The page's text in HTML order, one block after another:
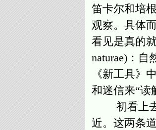
笛卡尔和培
观察。具体
看见是真的
naturae)：
《新工具》
和迷信来“读
初看上去
近。这两条